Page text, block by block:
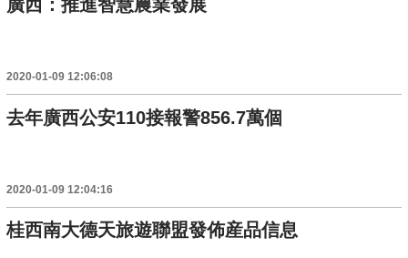
廣西：推進智慧農業發展
2020-01-09 12:06:08
去年廣西公安110接報警856.7萬個
2020-01-09 12:04:16
桂西南大德天旅遊聯盟發佈産品信息